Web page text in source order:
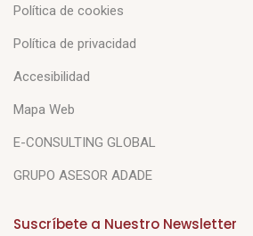
Política de cookies
Política de privacidad
Accesibilidad
Mapa Web
E-CONSULTING GLOBAL
GRUPO ASESOR ADADE
Suscríbete a Nuestro Newsletter